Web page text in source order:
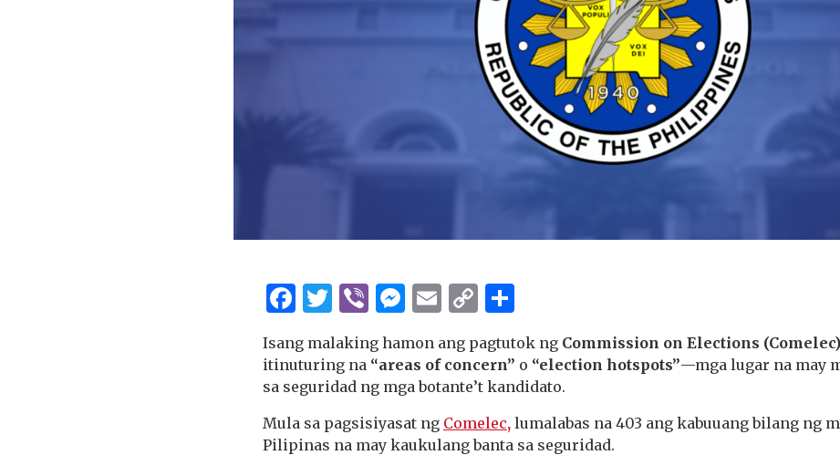
Facebook
Twitter
ViberMessenger
Email
Copy
Link
Isang malaking hamon ang pagtutok ng Commission on Elections (Comelec)
itinuturing na “areas of concern” o “election hotspots”—mga lugar na may
sa seguridad ng mga botante’t kandidato.
Mula sa pagsisiyasat ng Comelec, lumalabas na 403 ang kabuuang bilang ng
Pilipinas na may kaukulang banta sa seguridad.